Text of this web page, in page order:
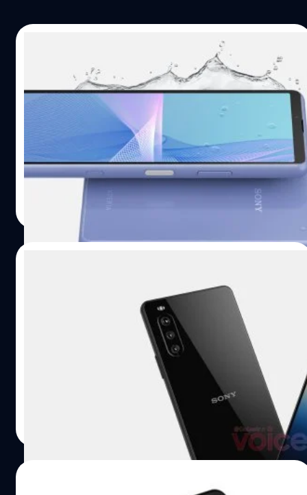
เปิดตัว Xperia 10 III สมาร์ตโฟนระดับกลาง
พร้อมการเชื่อมต่อ 5G แบตอึดกว่าเดิม
วันนี้ นอกจากโซนี่ (Sony) จะมีการเปิดตัว Xperia 1 III และ
Xperial 5 III ระดับไฮเอนด์ ยังได้มีการเปิดตัว Xperia 10 III
สมาร์ตโฟนระดับกลาง พร้อมกับการเชื่อมต่อ 5G แบตที่อึดขึ้น
และสื่อความบันเทิงอีกมากมาย
ศุภกานต์ เหล่ารัตนกุล| 1940 days ago
Sony ปล่อยทีเซอร์เตรียมเปิดตัว Xperia
Sony ได้เริ่มปล่อยวิดีโอทีเซอร์ นี่เน้นไปที่การมอบ
ประสบการณ์ด้านการถ่ายภาพและเสียงในระดับสุดยอด ด้วย
งานสร้างสรรค์เทคโนโลยีความบันเทิงของ Sony